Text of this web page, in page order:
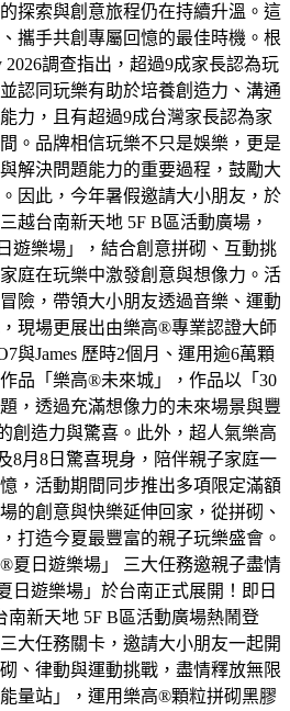
探索與創意旅程仍在持續升溫。這
攜手共創專屬回憶的最佳時機。根
2026調查指出，超過9成家長認為玩
認同玩樂有助於培養創造力、溝通
力，且有超過9成台灣家長認為家
。品牌相信玩樂不只是娛樂，更是
解決問題能力的重要過程，鼓勵大
因此，今年暑假邀請大小朋友，於
越台南新天地 5F B區活動廣場，
遊樂場」，結合創意拼砌、互動挑
庭在玩樂中激發創意與想像力。活
險，帶領大小朋友透過音樂、運動
現場更展出由樂高®專業認證大師
與James 歷時2個月、運用逾6萬顆
品「樂高®未來城」，作品以「30
，透過充滿想像力的未來場景與豐
創造力與驚喜。此外，超人氣樂高
8月8日驚喜現身，陪伴親子家庭一
，活動期間同步推出多項限定滿額
的創意與快樂延伸回家，從拼砌、
打造今夏最豐富的親子玩樂盛會。
夏日遊樂場」 三大任務邀親子盡情
日遊樂場」於台南正式展開！即日
南新天地 5F B區活動廣場熱鬧登
大任務關卡，邀請大小朋友一起開
、律動與運動挑戰，盡情釋放無限
量站」，運用樂高®顆粒拼砌黑膠